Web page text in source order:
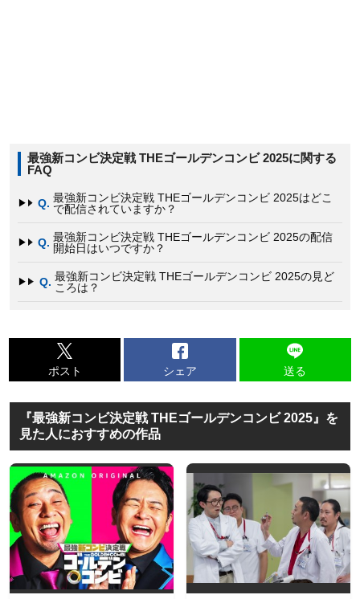
最強新コンビ決定戦 THEゴールデンコンビ 2025に関する
FAQ
Q. 最強新コンビ決定戦 THEゴールデンコンビ 2025はどこ
で配信されていますか？
Q. 最強新コンビ決定戦 THEゴールデンコンビ 2025の配信
開始日はいつですか？
Q. 最強新コンビ決定戦 THEゴールデンコンビ 2025の見ど
ころは？
ポスト シェア 送る
『最強新コンビ決定戦 THEゴールデンコンビ 2025』を
見た人におすすめの作品